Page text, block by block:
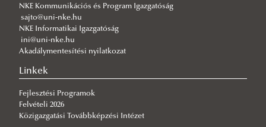
Új esély a továbbtanulásra: válaszd az NKE-t a pótfelvételin!
2026/07/29
A gyermek mindenek felett
2026/07/27
Hamarosan indul a jelentkezés az egyetemi pótfelvételire
NKE Kommunikációs és Program Igazgatóság
sajto@uni-nke.hu
NKE Informatikai Igazgatóság
ini@uni-nke.hu
Akadálymentesítési nyilatkozat
Linkek
Fejlesztési Programok
Felvételi 2026
Közigazgatási Továbbképzési Intézet